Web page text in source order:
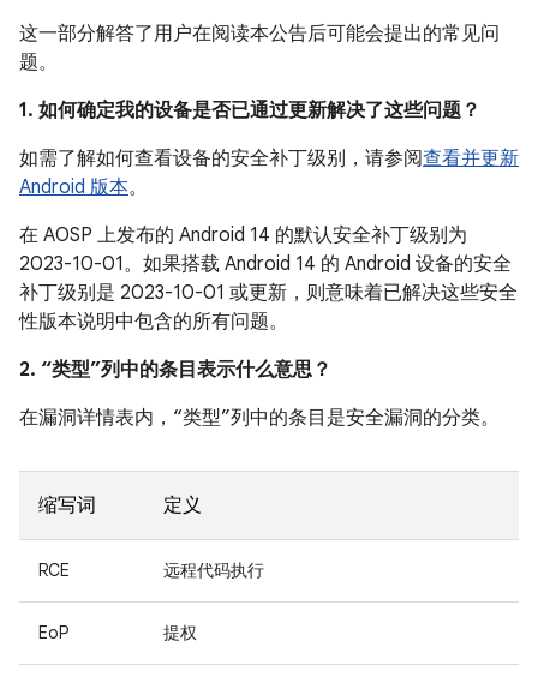
这一部分解答了用户在阅读本公告后可能会提出的常见问
题。
1. 如何确定我的设备是否已通过更新解决了这些问题？
如需了解如何查看设备的安全补丁级别，请参阅查看并更新
Android 版本。
在 AOSP 上发布的 Android 14 的默认安全补丁级别为
2023-10-01。如果搭载 Android 14 的 Android 设备的安全
补丁级别是 2023-10-01 或更新，则意味着已解决这些安全
性版本说明中包含的所有问题。
2. “类型”列中的条目表示什么意思？
在漏洞详情表内，“类型”列中的条目是安全漏洞的分类。
缩写词 定义
RCE 远程代码执行
EoP 提权